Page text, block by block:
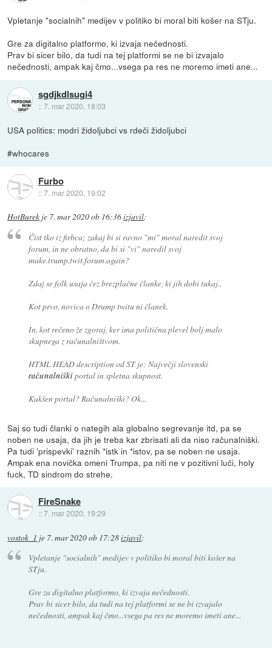
Vpletanje "socialnih" medijev v politiko bi moral biti košer na STju.
Gre za digitalno platformo, ki izvaja nečednosti.
Prav bi sicer bilo, da tudi na tej platformi se ne bi izvajalo
nečednosti, ampak kaj čmo...vsega pa res ne moremo imeti ane...
sgdjkdlsugi4
::7. mar 2020, 18:03
USA politics: modri židoljubci vs rdeči židoljubci
#whocares
Furbo
::7. mar 2020, 19:02
HotBurek je 7. mar 2020 ob 16:36izjavil:
Čist tko iz firbca; zakaj bi si ravno "mi" moral naredit svoj
forum, in ne obratno, da bi si "vi" naredil svoj
make.trump.twit.forum.again?
Zdaj se folk usaja čez brezplačne članke, ki jih dobi tukaj..
Kot prvo, novica o Drump twitu ni članek.
In, kot rečeno že zgoraj, ker ima politična plevel bolj malo
skupnega z računalništvom.
HTML HEAD description od ST je: Največji slovenski
računalniškiportal in spletna skupnost.
Kakšen portal? Računalniški? Ok...
Saj so tudi članki o nategih ala globalno segrevanje itd, pa se
noben ne usaja, da jih je treba kar zbrisati ali da niso računalniški.
Pa tudi 'prispevki' raznih *istk in *istov, pa se noben ne usaja.
Ampak ena novička omeni Trumpa, pa niti ne v pozitivni luči, holy
fuck, TD sindrom do strehe.
FireSnake
::7. mar 2020, 19:29
vostok_1 je 7. mar 2020 ob 17:28izjavil:
Vpletanje "socialnih" medijev v politiko bi moral biti košer na
STju.
Gre za digitalno platformo, ki izvaja nečednosti.
Prav bi sicer bilo, da tudi na tej platformi se ne bi izvajalo
nečednosti, ampak kaj čmo...vsega pa res ne moremo imeti ane...